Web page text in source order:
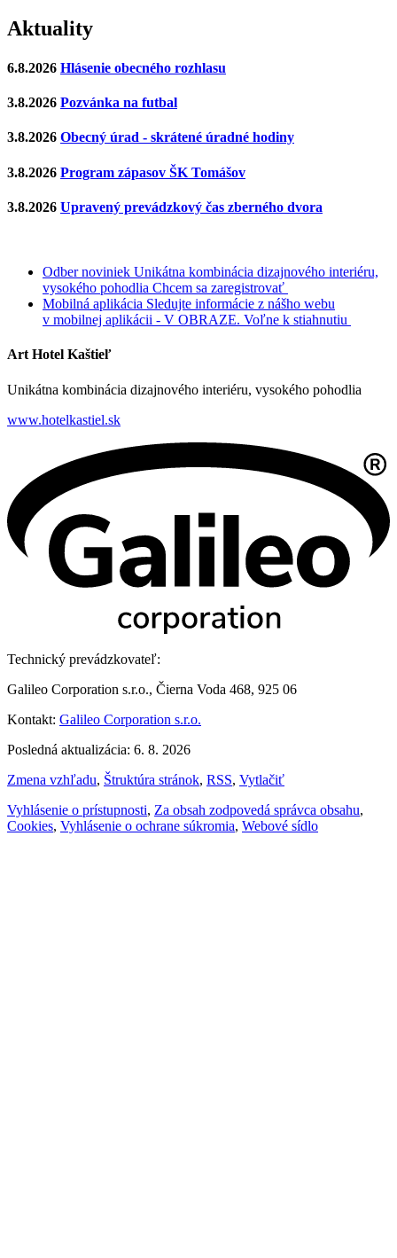
Aktuality
6.8.2026 Hlásenie obecného rozhlasu
3.8.2026 Pozvánka na futbal
3.8.2026 Obecný úrad - skrátené úradné hodiny
3.8.2026 Program zápasov ŠK Tomášov
3.8.2026 Upravený prevádzkový čas zberného dvora
Odber noviniek Unikátna kombinácia dizajnového interiéru,
vysokého pohodlia Chcem sa zaregistrovať
Mobilná aplikácia Sledujte informácie z nášho webu
v mobilnej aplikácii - V OBRAZE. Voľne k stiahnutiu
Art Hotel Kaštieľ
Unikátna kombinácia dizajnového interiéru, vysokého pohodlia
www.hotelkastiel.sk
Technický prevádzkovateľ:
Galileo Corporation s.r.o., Čierna Voda 468, 925 06
Kontakt: Galileo Corporation s.r.o.
Posledná aktualizácia: 6. 8. 2026
Zmena vzhľadu, Štruktúra stránok, RSS, Vytlačiť
Vyhlásenie o prístupnosti, Za obsah zodpovedá správca obsahu,
Cookies, Vyhlásenie o ochrane súkromia, Webové sídlo